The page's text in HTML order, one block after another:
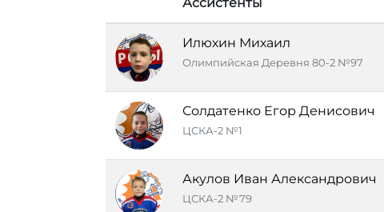
Илюхин Михаил
Олимпийская Деревня 80-2 №97
Солдатенко Егор Денисович
ЦСКА-2 №1
Акулов Иван Александрович
ЦСКА-2 №79